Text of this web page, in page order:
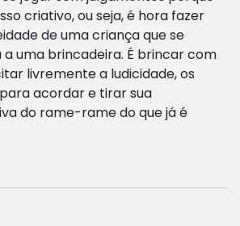
criativo, ou seja, é hora fazer
de uma criança que se
a uma brincadeira. É brincar com
livremente a ludicidade, os
acordar e tirar sua
do rame-rame do que já é